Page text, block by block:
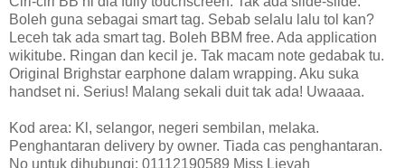
Boleh guna sebagai smart tag. Sebab selalu lalu tol kan?
Leceh tak ada smart tag. Boleh BBM free. Ada application
wikitube. Ringan dan kecil je. Tak macam note gedabak tu.
Original Brighstar earphone dalam wrapping. Aku suka
handset ni. Serius! Malang sekali duit tak ada! Uwaaaa.
Kod area: Kl, selangor, negeri sembilan, melaka.
Penghantaran delivery by owner. Tiada cas penghantaran.
No untuk dihubungi: 01112190589 Miss Lieyah